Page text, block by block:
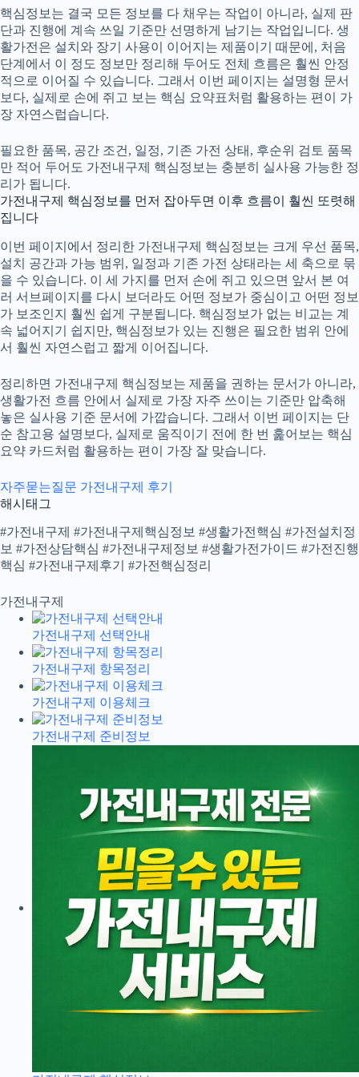
핵심정보는 결국 모든 정보를 다 채우는 작업이 아니라, 실제 판
단과 진행에 계속 쓰일 기준만 선명하게 남기는 작업입니다. 생
활가전은 설치와 장기 사용이 이어지는 제품이기 때문에, 처음
단계에서 이 정도 정보만 정리해 두어도 전체 흐름은 훨씬 안정
적으로 이어질 수 있습니다. 그래서 이번 페이지는 설명형 문서
보다, 실제로 손에 쥐고 보는 핵심 요약표처럼 활용하는 편이 가
장 자연스럽습니다.
필요한 품목, 공간 조건, 일정, 기존 가전 상태, 후순위 검토 품목
만 적어 두어도 가전내구제 핵심정보는 충분히 실사용 가능한 정
리가 됩니다.
가전내구제 핵심정보를 먼저 잡아두면 이후 흐름이 훨씬 또렷해
집니다
이번 페이지에서 정리한 가전내구제 핵심정보는 크게 우선 품목,
설치 공간과 가능 범위, 일정과 기존 가전 상태라는 세 축으로 묶
을 수 있습니다. 이 세 가지를 먼저 손에 쥐고 있으면 앞서 본 여
러 서브페이지를 다시 보더라도 어떤 정보가 중심이고 어떤 정보
가 보조인지 훨씬 쉽게 구분됩니다. 핵심정보가 없는 비교는 계
속 넓어지기 쉽지만, 핵심정보가 있는 진행은 필요한 범위 안에
서 훨씬 자연스럽고 짧게 이어집니다.
정리하면 가전내구제 핵심정보는 제품을 권하는 문서가 아니라,
생활가전 흐름 안에서 실제로 가장 자주 쓰이는 기준만 압축해
놓은 실사용 기준 문서에 가깝습니다. 그래서 이번 페이지는 단
순 참고용 설명보다, 실제로 움직이기 전에 한 번 훑어보는 핵심
요약 카드처럼 활용하는 편이 가장 잘 맞습니다.
자주묻는질문 가전내구제 후기
해시태그
#가전내구제 #가전내구제핵심정보 #생활가전핵심 #가전설치정
보 #가전상담핵심 #가전내구제정보 #생활가전가이드 #가전진행
핵심 #가전내구제후기 #가전핵심정리
가전내구제
가전내구제 선택안내
가전내구제 항목정리
가전내구제 이용체크
가전내구제 준비정보